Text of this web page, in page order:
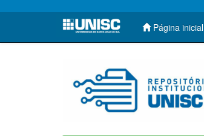
Skip
Página inicial